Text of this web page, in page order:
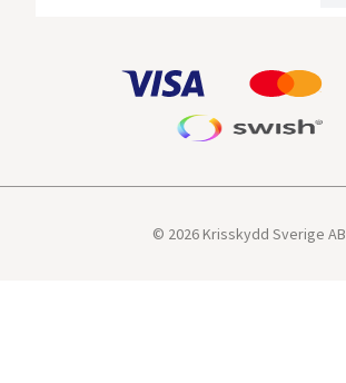
© 2026 Krisskydd Sverige AB